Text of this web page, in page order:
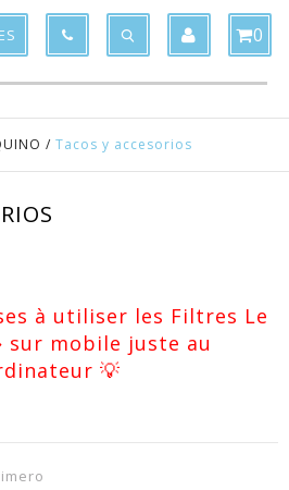
ES 0
/ Tacos y accesorios
à utiliser les Filtres Le
mobile juste au
💡
to the cart x
from the cart x